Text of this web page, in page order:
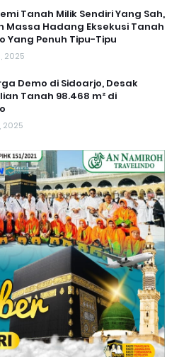
Tanah Milik Sendiri Yang Sah,
Massa Hadang Eksekusi Tanah
Yang Penuh Tipu-Tipu
2025
Demo di Sidoarjo, Desak
Tanah 98.468 m² di
2025